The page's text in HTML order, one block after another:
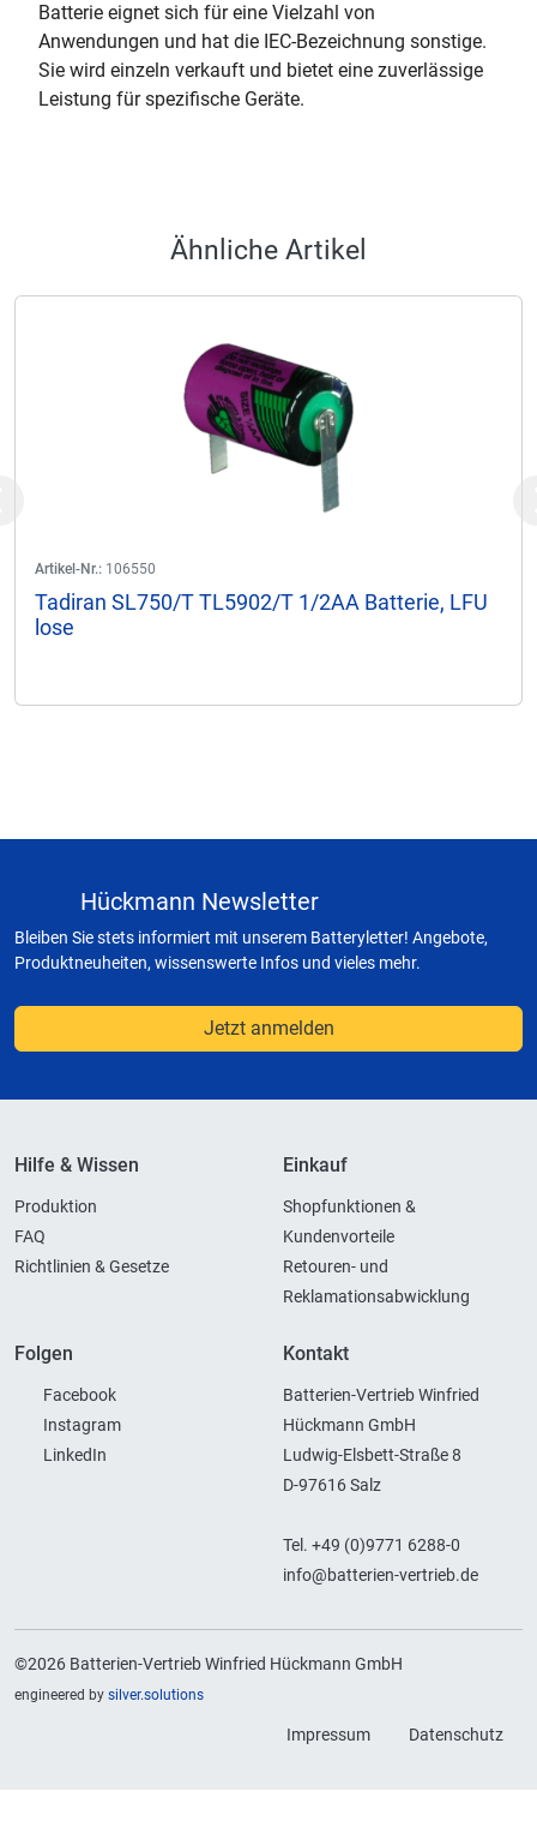
Batterie eignet sich für eine Vielzahl von
Anwendungen und hat die IEC-Bezeichnung sonstige.
Sie wird einzeln verkauft und bietet eine zuverlässige
Leistung für spezifische Geräte.
Ähnliche Artikel
Artikel-Nr.: 106550
Tadiran SL750/T TL5902/T 1/2AA Batterie, LFU
lose
Hückmann Newsletter
Bleiben Sie stets informiert mit unserem Batteryletter! Angebote,
Produktneuheiten, wissenswerte Infos und vieles mehr.
Jetzt anmelden
Hilfe & Wissen
Produktion
FAQ
Richtlinien & Gesetze
Einkauf
Shopfunktionen &
Kundenvorteile
Retouren- und
Reklamationsabwicklung
Folgen
Facebook
Instagram
LinkedIn
Kontakt
Batterien-Vertrieb Winfried
Hückmann GmbH
Ludwig-Elsbett-Straße 8
D-97616 Salz
Tel. +49 (0)9771 6288-0
info@batterien-vertrieb.de
©2026 Batterien-Vertrieb Winfried Hückmann GmbH
engineered by silver.solutions
Impressum Datenschutz